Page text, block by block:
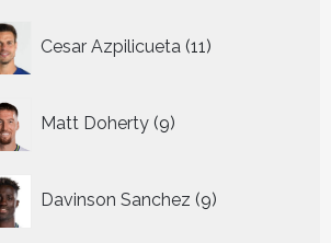
Cesar Azpilicueta 11
producten
Matt Doherty 9
producten
Davinson Sanchez 9
producten